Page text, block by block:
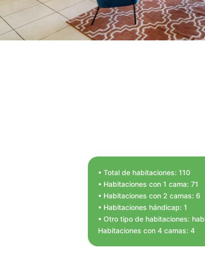
• Total de habitaciones: 110
• Habitaciones con 1 cama: 71
• Habitaciones con 2 camas: 6
• Habitaciones hándicap: 1
• Otro tipo de habitaciones:
Habitaciones con 4 camas: 4